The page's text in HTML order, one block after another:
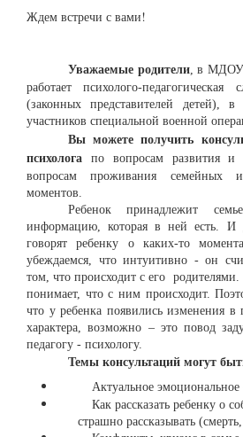
Ждем встречи с вами!
Уважаемые родители, в МДОУ
работает психолого-
(законных представителей детей),
участников специальной военной
Вы можете получить
психолога по вопросам развития и
вопросам проживания семейных
моментов.
Ребенок принадлежит
информацию, которая в ней есть. И
говорят ребенку о каких-то
убеждаемся, что интуитивно - он
том, что происходит с его родителями.
понимает, что с ним происходит.
что у ребенка появились изменения в
характера, возможно – это повод
педагогу - психологу.
Темы консультаций могут
Актуальное эмоциональное
Как рассказать ребенку о
страшно рассказывать